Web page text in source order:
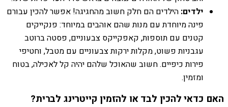
ילדים: הילדים הם חלק חשוב מהחגיגה! אפשר להכין עבורם
פינה מיוחדת עם מנות שהם אוהבים במיוחד: פנקייקים
קטנים עם תוספות, קאפקייקס צבעוניים, פסטה ברוטב
עגבניות פשוט, מקלות ירקות צבעוניים עם מטבל, וחטיפי
פירות כיפיים. חשוב שהאוכל שלהם יהיה קל לאכילה, בטוח
ומזמין.
האם כדאי להכין לבד או להזמין קייטרינג לברית?